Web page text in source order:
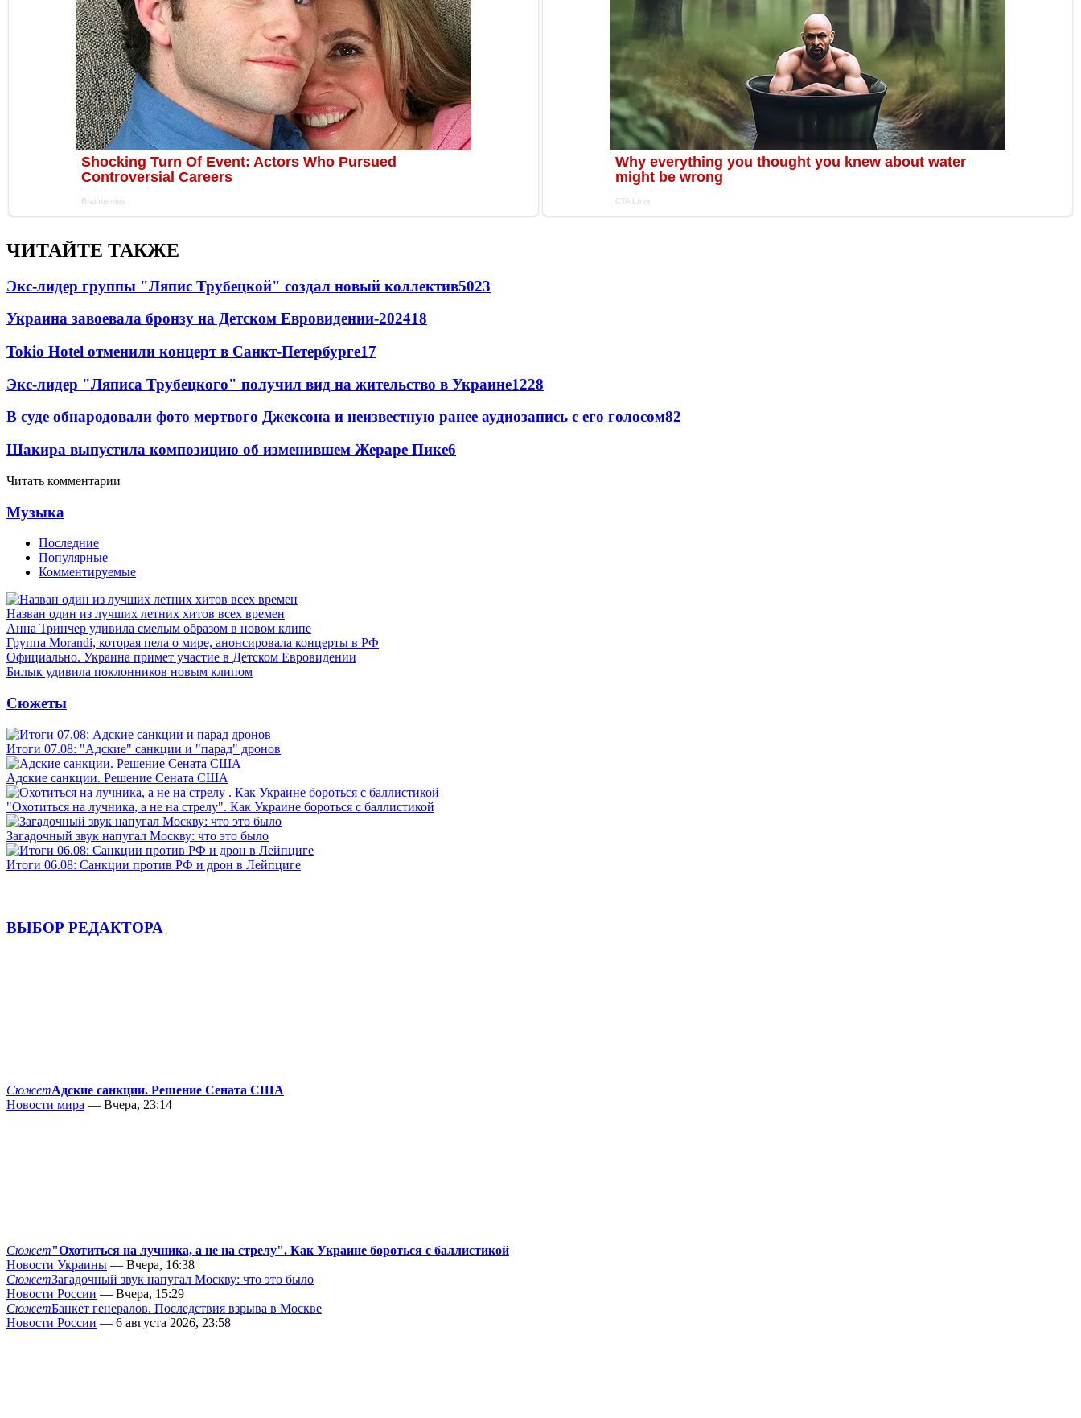
ЧИТАЙТЕ ТАКЖЕ
Экс-лидер группы "Ляпис Трубецкой" создал новый коллектив5023
Украина завоевала бронзу на Детском Евровидении-202418
Tokio Hotel отменили концерт в Санкт-Петербурге17
Экс-лидер "Ляписа Трубецкого" получил вид на жительство в Украине1228
В суде обнародовали фото мертвого Джексона и неизвестную ранее аудиозапись с его голосом82
Шакира выпустила композицию об изменившем Жераре Пике6
Читать комментарии
Музыка
Последние
Популярные
Комментируемые
Назван один из лучших летних хитов всех времен
Анна Тринчер удивила смелым образом в новом клипе
Группа Morandi, которая пела о мире, анонсировала концерты в РФ
Официально. Украина примет участие в Детском Евровидении
Билык удивила поклонников новым клипом
Сюжеты
Итоги 07.08: "Адские" санкции и "парад" дронов
Адские санкции. Решение Сената США
"Охотиться на лучника, а не на стрелу". Как Украине бороться с баллистикой
Загадочный звук напугал Москву: что это было
Итоги 06.08: Санкции против РФ и дрон в Лейпциге
ВЫБОР РЕДАКТОРА
СюжетАдские санкции. Решение Сената США
Новости мира — Вчера, 23:14
Сюжет"Охотиться на лучника, а не на стрелу". Как Украине бороться с баллистикой
Новости Украины — Вчера, 16:38
СюжетЗагадочный звук напугал Москву: что это было
Новости России — Вчера, 15:29
СюжетБанкет генералов. Последствия взрыва в Москве
Новости России — 6 августа 2026, 23:58